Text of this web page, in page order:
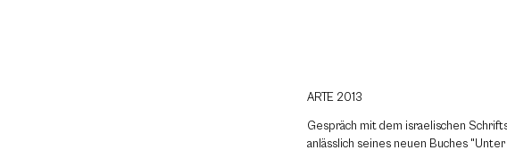
ARTE 2013
Gespräch mit dem israelischen
anlässlich seines neuen Buches